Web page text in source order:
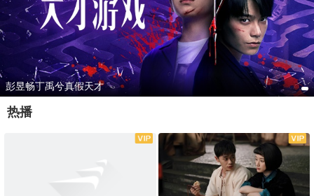
彭昱畅丁禹兮真假天才
热播
全35集